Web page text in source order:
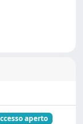
aperto